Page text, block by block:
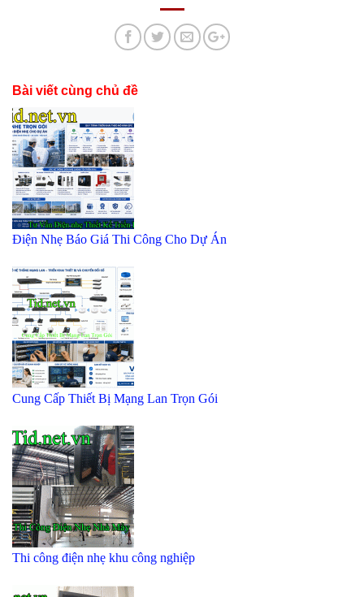
Bài viết cùng chủ đề
Điện Nhẹ Báo Giá Thi Công Cho Dự Án
Cung Cấp Thiết Bị Mạng Lan Trọn Gói
Thi công điện nhẹ khu công nghiệp